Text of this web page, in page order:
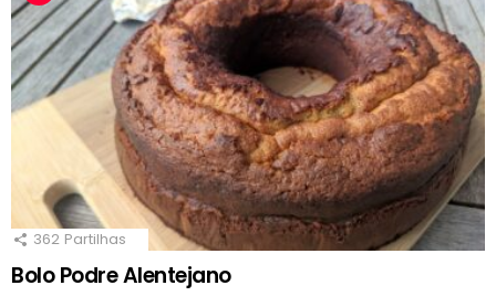
362 Partilhas
Bolo Podre Alentejano